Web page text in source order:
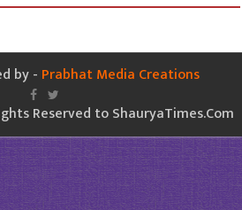
by - Prabhat Media Creations
Reserved to ShauryaTimes.Com